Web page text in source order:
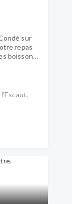
sur
repas
boissons